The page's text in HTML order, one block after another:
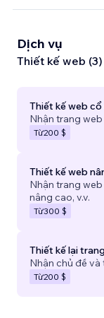
Dịch vụ
Thiết kế web (3)
Thiết kế web cổ
Nhận trang
Từ200 $
Thiết kế web
Nhận trang
nâng cao, v.v.
Từ300 $
Thiết kế lại
Nhận chủ đề
Từ200 $